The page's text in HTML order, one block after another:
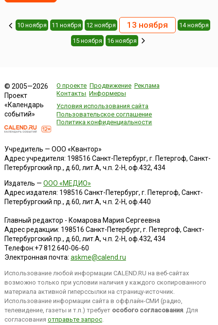
10 ноября 11 ноября 12 ноября 13 ноября 14 ноября
15 ноября 16 ноября
© 2005—2026
Проект
«Календарь
событий»
О проекте Продвижение Реклама
Контакты Информеры
Условия использования сайта
Пользовательское соглашение
Политика конфиденциальности
Учредитель — ООО «Квантор»
Адрес учредителя: 198516 Санкт-Петербург, г. Петергоф, Санкт-
Петербургский пр., д.60, лит.А, ч.п. 2-Н, оф.432, 434
Издатель — ООО «МЕДИО»
Адрес издателя: 198516 Санкт-Петербург, г. Петергоф, Санкт-
Петербургский пр., д.60, лит.А, ч.п. 2-Н, оф.440
Главный редактор - Комарова Мария Сергеевна
Адрес редакции: 198516 Санкт-Петербург, г. Петергоф, Санкт-
Петербургский пр., д.60, лит.А, ч.п. 2-Н, оф.432, 434
Телефон:+7 812 640-06-60
Электронная почта: askme@calend.ru
Использование любой информации CALEND.RU на веб-сайтах
возможно только при условии наличия у каждого скопированного
материала активной гиперссылки на страницу-источник.
Использование информации сайта в оффлайн-СМИ (радио,
телевидение, газеты и т.п.) требует особого согласования. Для
согласования отправьте запрос.